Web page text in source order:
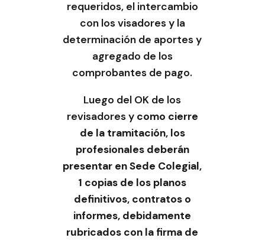
requeridos, el intercambio
con los visadores y la
determinación de aportes y
agregado de los
comprobantes de pago.
Luego del OK de los
revisadores y como cierre
de la tramitación, los
profesionales deberán
presentar en Sede Colegial,
1 copias de los planos
definitivos, contratos o
informes, debidamente
rubricados con la firma de